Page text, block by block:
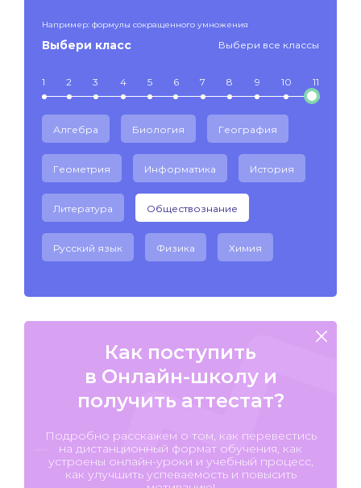
Например: формулы сокращенного умножения
Выбери класс Выбери все классы
1 2 3 4 5 6 7 8 9 10 11
Алгебра Биология География
Геометрия Информатика История
Литература Обществознание
Русский язык Физика Химия
Как поступить
в Онлайн-школу и
получить аттестат?
Подробно расскажем о том, как перевестись
на дистанционный формат обучения, как
устроены онлайн-уроки и учебный процесс,
как улучшить успеваемость и повысить